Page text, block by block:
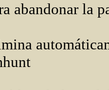
abandonar la